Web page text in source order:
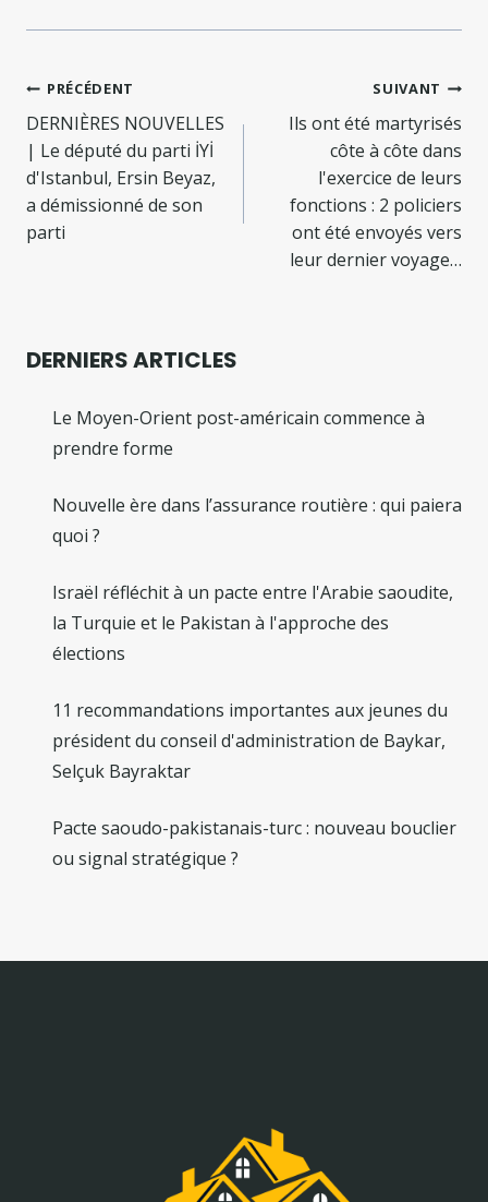
Navigation
de
l’article
PRÉCÉDENT
DERNIÈRES NOUVELLES
| Le député du parti İYİ
d'Istanbul, Ersin Beyaz,
a démissionné de son
parti
SUIVANT
Ils ont été martyrisés
côte à côte dans
l'exercice de leurs
fonctions : 2 policiers
ont été envoyés vers
leur dernier voyage…
DERNIERS ARTICLES
Le Moyen-Orient post-américain commence à
prendre forme
Nouvelle ère dans l’assurance routière : qui paiera
quoi ?
Israël réfléchit à un pacte entre l'Arabie saoudite,
la Turquie et le Pakistan à l'approche des
élections
11 recommandations importantes aux jeunes du
président du conseil d'administration de Baykar,
Selçuk Bayraktar
Pacte saoudo-pakistanais-turc : nouveau bouclier
ou signal stratégique ?